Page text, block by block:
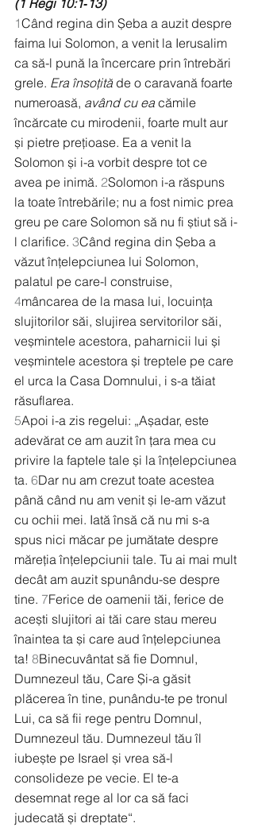
(1 Regi 10:1‑13)
1Când regina din Șeba a auzit despre
faima lui Solomon, a venit la Ierusalim
ca să-l pună la încercare prin întrebări
grele. Era însoțită de o caravană foarte
numeroasă, având cu ea cămile
încărcate cu mirodenii, foarte mult aur
și pietre prețioase. Ea a venit la
Solomon și i-a vorbit despre tot ce
avea pe inimă. 2Solomon i-a răspuns
la toate întrebările; nu a fost nimic prea
greu pe care Solomon să nu fi știut să i-
l clarifice. 3Când regina din Șeba a
văzut înțelepciunea lui Solomon,
palatul pe care-l construise,
4mâncarea de la masa lui, locuința
slujitorilor săi, slujirea servitorilor săi,
veșmintele acestora, paharnicii lui și
veșmintele acestora și treptele pe care
el urca la Casa Domnului, i s-a tăiat
răsuflarea.
5Apoi i-a zis regelui: „Așadar, este
adevărat ce am auzit în țara mea cu
privire la faptele tale și la înțelepciunea
ta. 6Dar nu am crezut toate acestea
până când nu am venit și le-am văzut
cu ochii mei. Iată însă că nu mi s-a
spus nici măcar pe jumătate despre
măreția înțelepciunii tale. Tu ai mai mult
decât am auzit spunându-se despre
tine. 7Ferice de oamenii tăi, ferice de
acești slujitori ai tăi care stau mereu
înaintea ta și care aud înțelepciunea
ta! 8Binecuvântat să fie Domnul,
Dumnezeul tău, Care Și-a găsit
plăcerea în tine, punându-te pe tronul
Lui, ca să fii rege pentru Domnul,
Dumnezeul tău. Dumnezeul tău îl
iubește pe Israel și vrea să-l
consolideze pe vecie. El te-a
desemnat rege al lor ca să faci
judecată și dreptate“.